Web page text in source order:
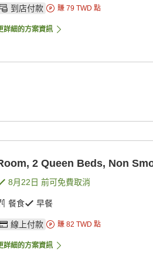
到店付款 賺 79 TWD 點
詳細的方案資訊
2 Queen Beds, Non
8月22日 前可免費取消
餐食 早餐
線上付款 賺 82 TWD 點
詳細的方案資訊